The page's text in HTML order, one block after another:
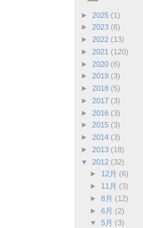
► 2025 (1)
► 2023 (6)
► 2022 (13)
► 2021 (120)
► 2020 (6)
► 2019 (3)
► 2018 (5)
► 2017 (3)
► 2016 (3)
► 2015 (3)
► 2014 (3)
► 2013 (18)
▼ 2012 (32)
►
12月 (6)
►
11月 (3)
► 8月 (12)
► 6月 (2)
▼ 5月 (3)